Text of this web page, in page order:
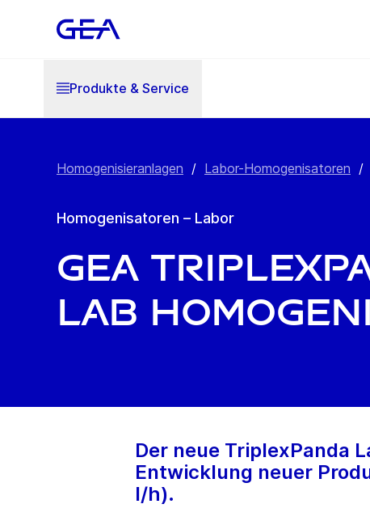
Produkte & Service
Homogenisieranlagen / Labor-Homogenisatoren /
Homogenisatoren – Labor
GEA
Lab
Der neue TriplexPanda
Entwicklung neuer
l/h).